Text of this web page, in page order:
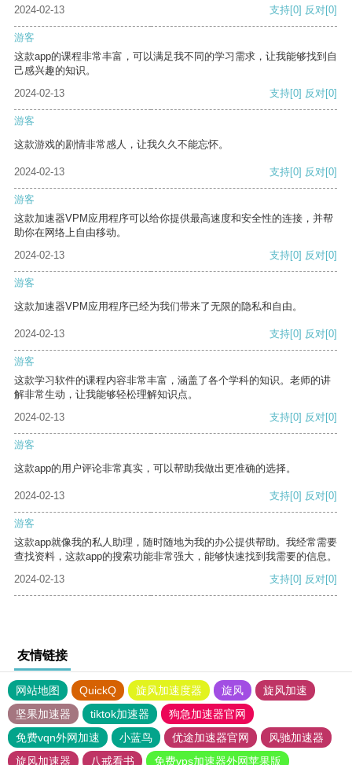
2024-02-13
支持[0] 反对[0]
游客
这款app的课程非常丰富，可以满足我不同的学习需求，让我能够找到自
己感兴趣的知识。
2024-02-13
支持[0] 反对[0]
游客
这款游戏的剧情非常感人，让我久久不能忘怀。
2024-02-13 支持[0] 反对[0]
游客
这款加速器VPM应用程序可以给你提供最高速度和安全性的连接，并帮
助你在网络上自由移动。
2024-02-13
支持[0] 反对[0]
游客
这款加速器VPM应用程序已经为我们带来了无限的隐私和自由。
2024-02-13 支持[0] 反对[0]
游客
这款学习软件的课程内容非常丰富，涵盖了各个学科的知识。老师的讲
解非常生动，让我能够轻松理解知识点。
2024-02-13
支持[0] 反对[0]
游客
这款app的用户评论非常真实，可以帮助我做出更准确的选择。
2024-02-13 支持[0] 反对[0]
游客
这款app就像我的私人助理，随时随地为我的办公提供帮助。我经常需要
查找资料，这款app的搜索功能非常强大，能够快速找到我需要的信息。
2024-02-13
支持[0] 反对[0]
友情链接
网站地图 QuickQ 旋风加速度器 旋风
旋风加速
坚果加速器
tiktok加速器
狗急加速器官网
免费vqn外网加速
小蓝鸟 优途加速器官网
风驰加速器
旋风加速器
八戒看书 免费vps加速器外网苹果版